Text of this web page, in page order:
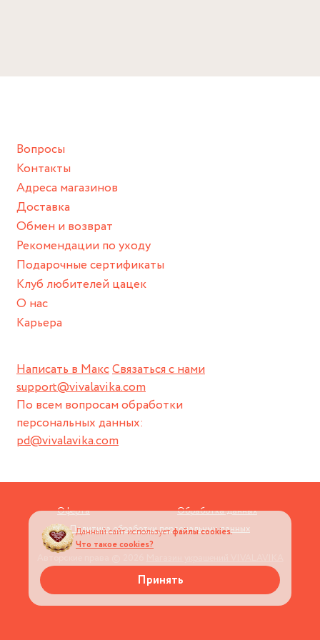
Снимайте ваше украшение перед купанием (и в море, и в
спортивный инвентарь).
Храните изделие в сухом месте.
Для надежного хранения мы доставляем все изделия в
нашей фирменной коробке или упаковке бренда.
Пожалуйста, используйте эту упаковку для хранения,
пока не носите украшение на себе.
Написать в МаксСвязаться с нами
support@vivalavika.com
По всем вопросам обработки
персональных данных:
pd@vivalavika.com
Вопросы
Контакты
Адреса магазинов
Доставка
Обмен и возврат
Рекомендации по уходу
Подарочные сертификаты
Клуб любителей цацек
О нас
Карьера
Оферта
Обработка данных
Политика обработки персональных данных
Данный сайт используетфайлы cookies.
Что такое cookies?
Принять